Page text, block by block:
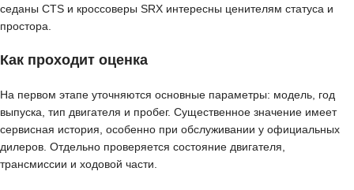
седаны CTS и кроссоверы SRX интересны ценителям статуса и
простора.
Как проходит оценка
На первом этапе уточняются основные параметры: модель, год
выпуска, тип двигателя и пробег. Существенное значение имеет
сервисная история, особенно при обслуживании у официальных
дилеров. Отдельно проверяется состояние двигателя,
трансмиссии и ходовой части.